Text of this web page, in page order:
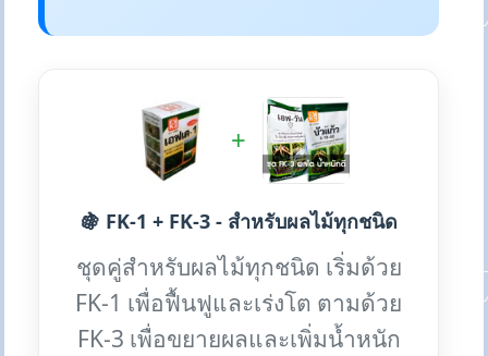
+
🍇 FK-1 + FK-3 - สำหรับผลไม้ทุกชนิด
ชุดคู่สำหรับผลไม้ทุกชนิด เริ่มด้วย
FK-1 เพื่อฟื้นฟูและเร่งโต ตามด้วย
FK-3 เพื่อขยายผลและเพิ่มน้ำหนัก